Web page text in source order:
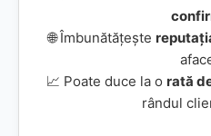
🌐 Îmbunătățește
📈 Poate duce la o rată
rândul